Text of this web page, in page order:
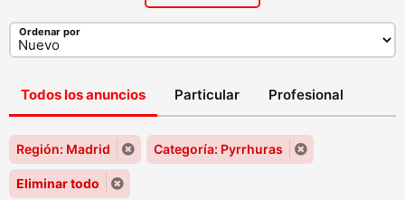
Ordenar por
Todos los anuncios Particular Profesional
Región: Madrid Categoría: Pyrrhuras
Eliminar todo